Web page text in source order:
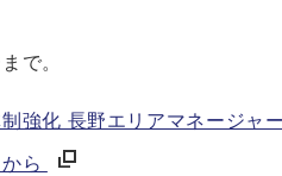
で。
強化 長野エリアマネージャ
ら